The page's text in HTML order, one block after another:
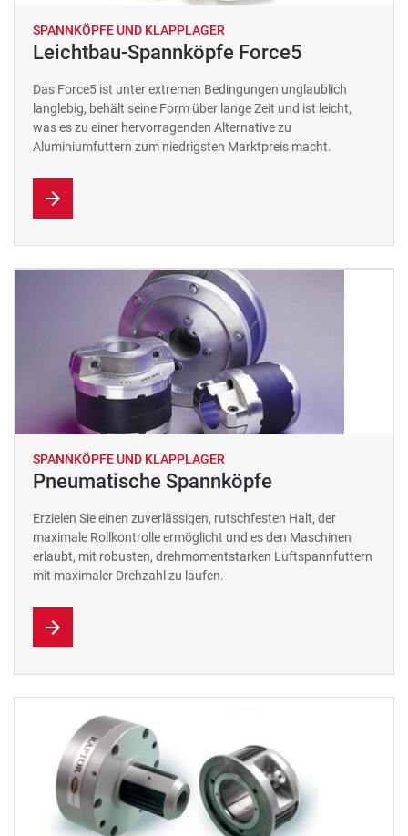
SPANNKÖPFE UND KLAPPLAGER
Leichtbau-Spannköpfe Force5
Das Force5 ist unter extremen Bedingungen unglaublich
langlebig, behält seine Form über lange Zeit und ist leicht,
was es zu einer hervorragenden Alternative zu
Aluminiumfuttern zum niedrigsten Marktpreis macht.
SPANNKÖPFE UND KLAPPLAGER
Pneumatische Spannköpfe
Erzielen Sie einen zuverlässigen, rutschfesten Halt, der
maximale Rollkontrolle ermöglicht und es den Maschinen
erlaubt, mit robusten, drehmomentstarken Luftspannfuttern
mit maximaler Drehzahl zu laufen.